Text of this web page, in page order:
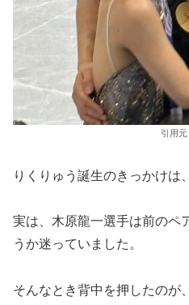
引用元
りくりゅう誕生のきっかけは
実は、木原龍一選手は前のペ
うか迷っていました。
そんなとき背中を押したのが